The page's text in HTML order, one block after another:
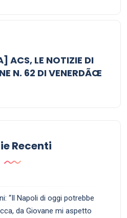
ACS, LE NOTIZIE DI
N. 62 DI VENERDÃŒ
Recenti
“Il Napoli di oggi potrebbe
da Giovane mi aspetto